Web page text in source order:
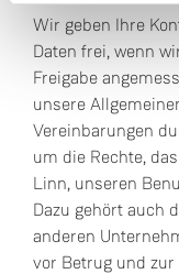
Wir geben Ihre
Daten frei, wenn
Freigabe
unsere
Vereinbarungen
um die Rechte,
Linn, unseren
Dazu gehört auch
anderen
vor Betrug und